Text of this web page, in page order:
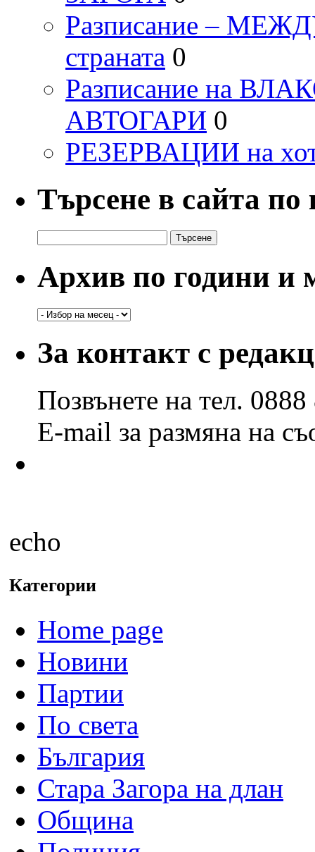
Разписание –
страната 0
Разписание на
АВТОГАРИ 0
РЕЗЕРВАЦИИ на
Търсене в сайта
за:
Архив по години и
Архив
и
месеци
За контакт с
Позвънете на тел.
E-mail за размяна на
echo
Категории
Home page
Новини
Партии
По света
България
Стара Загора на длан
Община